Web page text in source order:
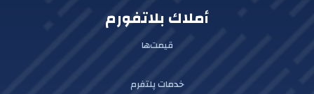
أملاك بلاتفورم
قیمت‌ها
خدمات پلتفرم